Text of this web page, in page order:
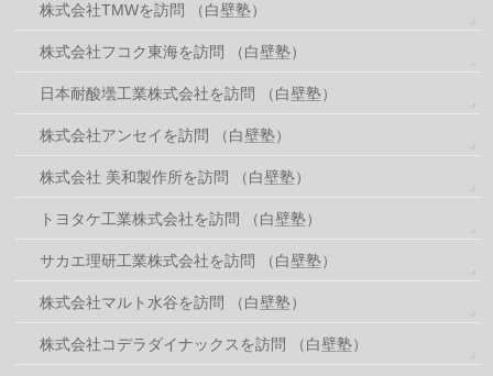
株式会社TMWを訪問 （白壁塾）
株式会社フコク東海を訪問 （白壁塾）
日本耐酸壜工業株式会社を訪問 （白壁塾）
株式会社アンセイを訪問 （白壁塾）
株式会社 美和製作所を訪問 （白壁塾）
トヨタケ工業株式会社を訪問 （白壁塾）
サカエ理研工業株式会社を訪問 （白壁塾）
株式会社マルト水谷を訪問 （白壁塾）
株式会社コデラダイナックスを訪問 （白壁塾）